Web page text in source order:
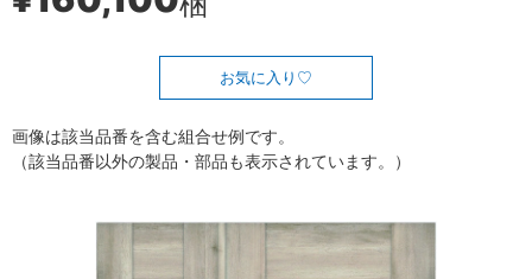
お気に入り
画像は該当品番を含む組合せ例です。
（該当品番以外の製品・部品も表示されています。）